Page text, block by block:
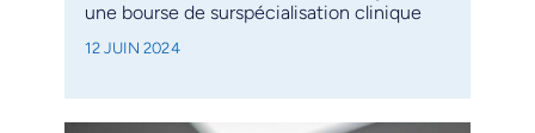
une bourse de surspécialisation clinique
12 JUIN 2024